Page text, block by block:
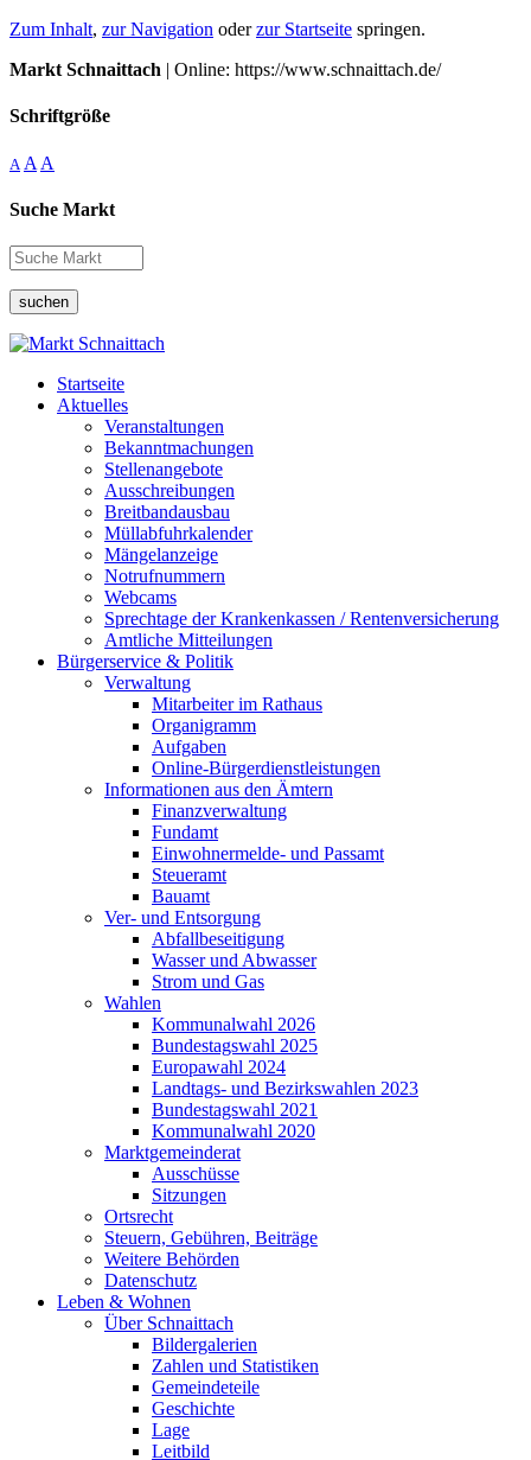
Zum Inhalt, zur Navigation oderzur Startseite springen.
Markt Schnaittach | Online: https://www.schnaittach.de/
Schriftgröße
A A A
Suche Markt
suchen
Startseite
Aktuelles
Veranstaltungen
Bekanntmachungen
Stellenangebote
Ausschreibungen
Breitbandausbau
Müllabfuhrkalender
Mängelanzeige
Notrufnummern
Webcams
Sprechtage der Krankenkassen / Rentenversicherung
Amtliche Mitteilungen
Bürgerservice & Politik
Verwaltung
Mitarbeiter im Rathaus
Organigramm
Aufgaben
Online-Bürgerdienstleistungen
Informationen aus den Ämtern
Finanzverwaltung
Fundamt
Einwohnermelde- und Passamt
Steueramt
Bauamt
Ver- und Entsorgung
Abfallbeseitigung
Wasser und Abwasser
Strom und Gas
Wahlen
Kommunalwahl 2026
Bundestagswahl 2025
Europawahl 2024
Landtags- und Bezirkswahlen 2023
Bundestagswahl 2021
Kommunalwahl 2020
Marktgemeinderat
Ausschüsse
Sitzungen
Ortsrecht
Steuern, Gebühren, Beiträge
Weitere Behörden
Datenschutz
Leben & Wohnen
Über Schnaittach
Bildergalerien
Zahlen und Statistiken
Gemeindeteile
Geschichte
Lage
Leitbild